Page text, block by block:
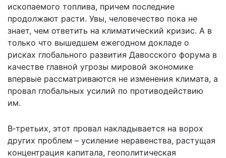
ископаемого топлива, причем последние
продолжают расти. Увы, человечество пока не
знает, чем ответить на климатический кризис. А в
только что вышедшем ежегодном докладе о
рисках глобального развития Давосского форума в
качестве главной угрозы мировой экономике
впервые рассматриваются не изменения климата, а
провал глобальных усилий по противодействию
им.
В‑третьих, этот провал накладывается на ворох
других проблем – усиление неравенства, растущая
концентрация капитала, геополитическая